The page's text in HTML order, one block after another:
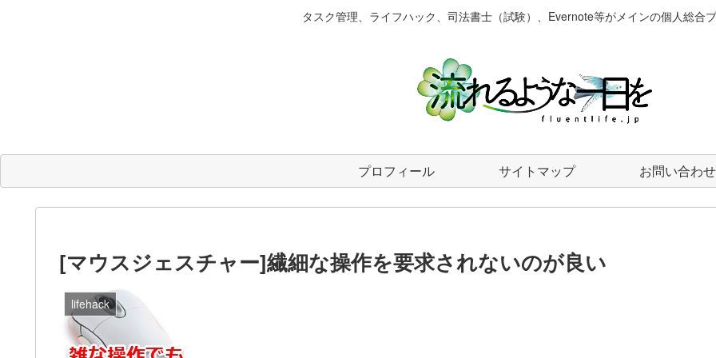
タスク管理、ライフハック、司法書士（試験）、Evernote等がメインの個人総合ブ
プロフィール サイトマップ お問い合わせ
[マウスジェスチャー]繊細な操作を要求されないのが良い
lifehack